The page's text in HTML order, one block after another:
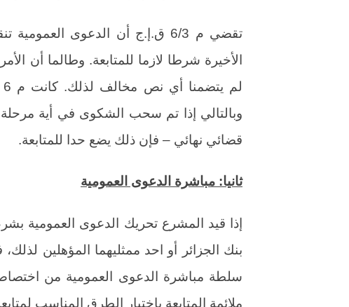
تقضي م 6/3 ق.إ.ج أن الدعوى
وبالتالي إذا تم سحب الشكوى في أية
قضائي نهائي – فإن ذلك يضع حدا للمتابعة.
ثانيا: مباشرة الدعوى العمومية
إذا قيد المشرع تحريك الدعوى العمومية
بنك الجزائر أو احد ممثليهما المؤهلين
سلطة مباشرة الدعوى العمومية من اختصاص
ملائمة المتابعة باختيار الطرق المناسب